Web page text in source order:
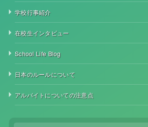
学校行事紹介
在校生インタビュー
School Life Blog
日本のルールについて
アルバイトについての注意点